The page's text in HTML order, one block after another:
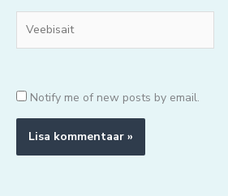
Notify me of new posts by email.